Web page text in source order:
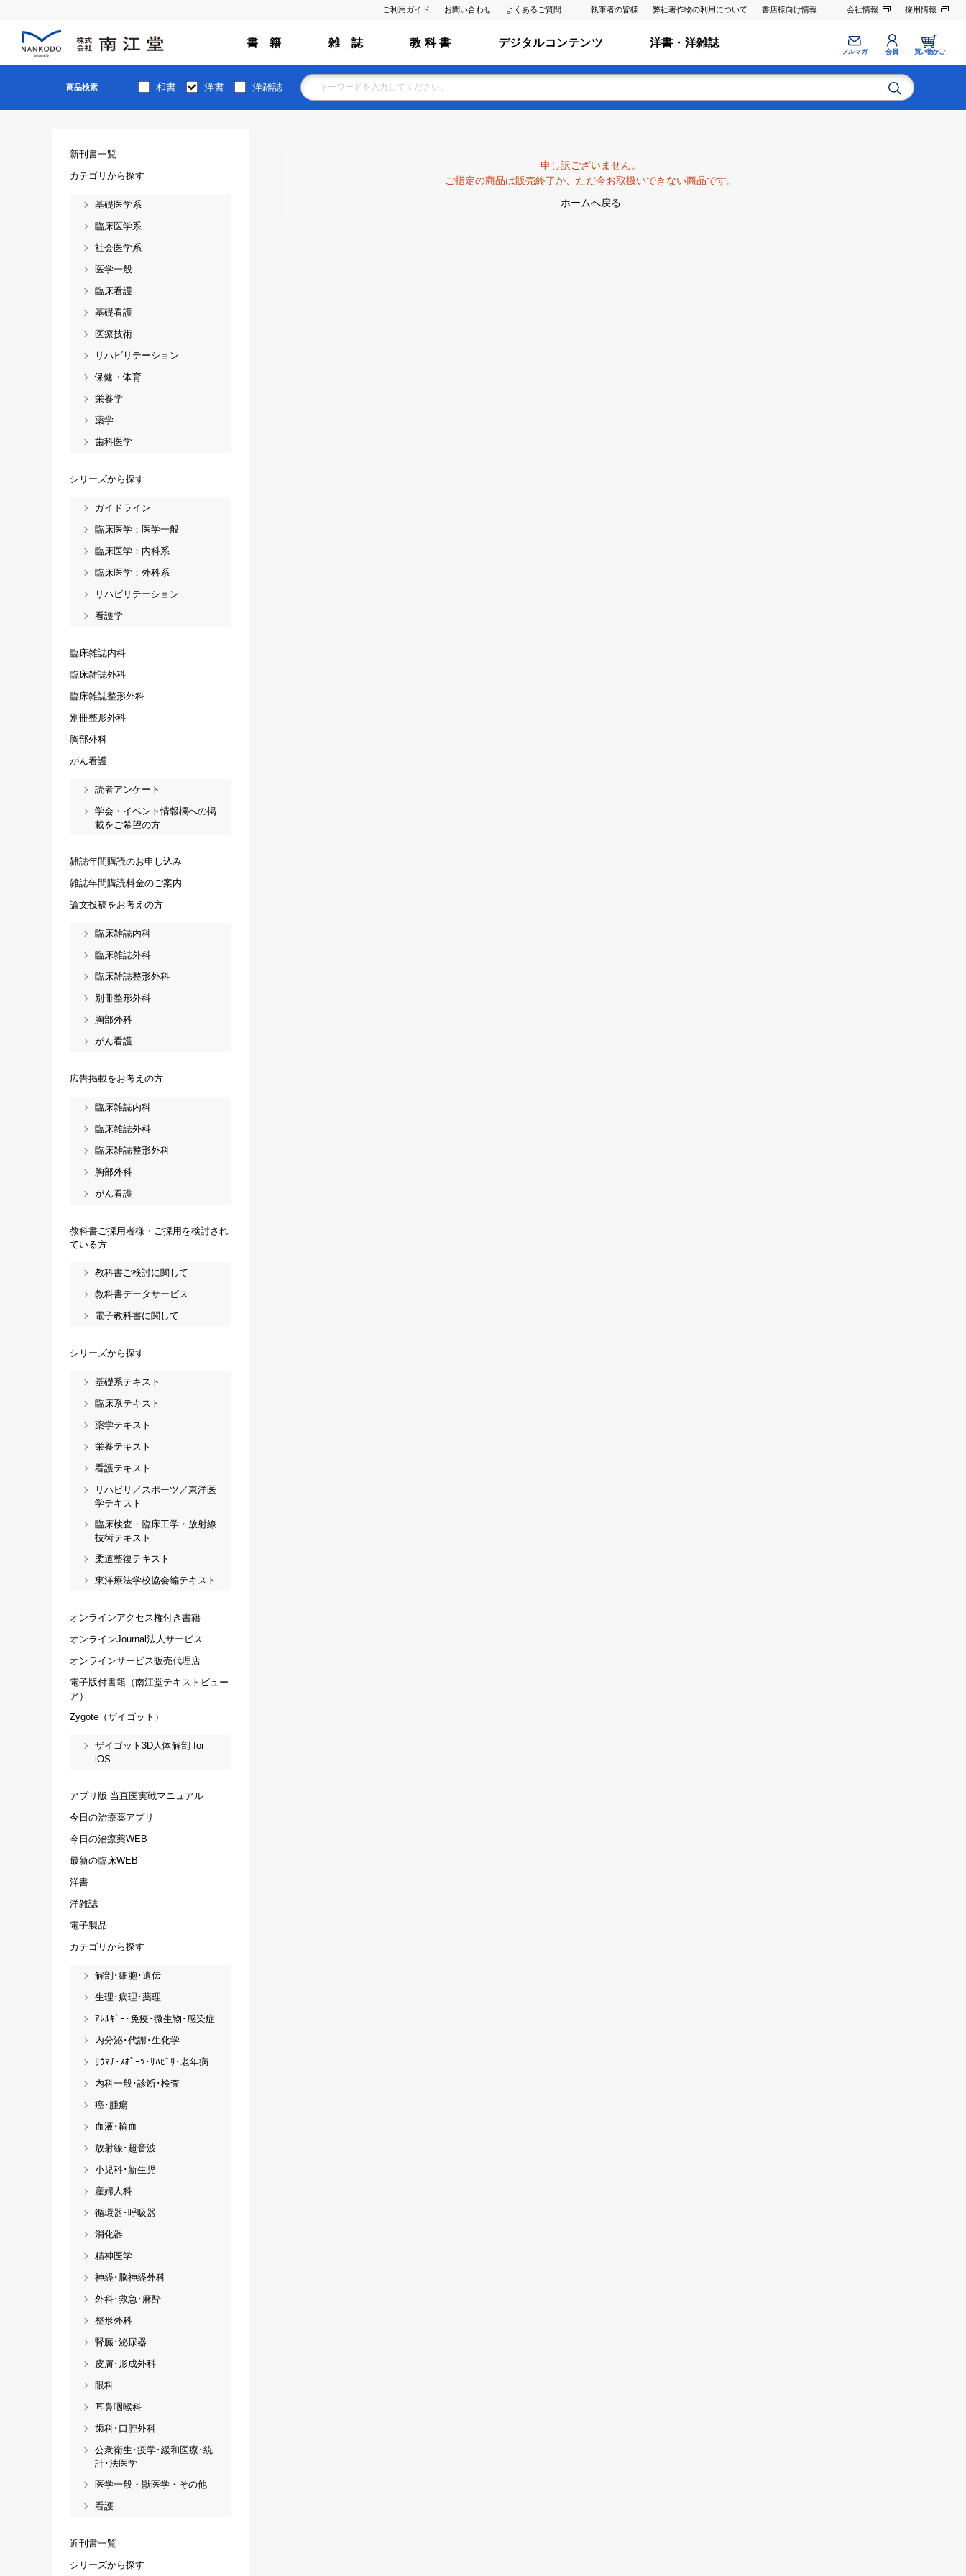
ご利用ガイド お問い合わせ よくあるご質問 執筆者の皆様 弊社著作物の利用について 書店様向け情報 会社情報 採用情報
書 籍 雑 誌 教 科 書 デジタルコンテンツ 洋書・洋雑誌
メルマガ 会員 買い物かご
商品検索 和書 洋書 洋雑誌
申し訳ございません。
ご指定の商品は販売終了か、ただ今お取扱いできない商品です。
ホームへ戻る
新刊書一覧
カテゴリから探す
基礎医学系
臨床医学系
社会医学系
医学一般
臨床看護
基礎看護
医療技術
リハビリテーション
保健・体育
栄養学
薬学
歯科医学
シリーズから探す
ガイドライン
臨床医学：医学一般
臨床医学：内科系
臨床医学：外科系
リハビリテーション
看護学
臨床雑誌内科
臨床雑誌外科
臨床雑誌整形外科
別冊整形外科
胸部外科
がん看護
読者アンケート
学会・イベント情報欄への掲
載をご希望の方
雑誌年間購読のお申し込み
雑誌年間購読料金のご案内
論文投稿をお考えの方
臨床雑誌内科
臨床雑誌外科
臨床雑誌整形外科
別冊整形外科
胸部外科
がん看護
広告掲載をお考えの方
臨床雑誌内科
臨床雑誌外科
臨床雑誌整形外科
胸部外科
がん看護
教科書ご採用者様・ご採用を検討され
ている方
教科書ご検討に関して
教科書データサービス
電子教科書に関して
シリーズから探す
基礎系テキスト
臨床系テキスト
薬学テキスト
栄養テキスト
看護テキスト
リハビリ／スポーツ／東洋医
学テキスト
臨床検査・臨床工学・放射線
技術テキスト
柔道整復テキスト
東洋療法学校協会編テキスト
オンラインアクセス権付き書籍
オンラインJournal法人サービス
オンラインサービス販売代理店
電子版付書籍（南江堂テキストビュー
ア）
Zygote（ザイゴット）
ザイゴット3D人体解剖 for
iOS
アプリ版 当直医実戦マニュアル
今日の治療薬アプリ
今日の治療薬WEB
最新の臨床WEB
洋書
洋雑誌
電子製品
カテゴリから探す
解剖･細胞･遺伝
生理･病理･薬理
ｱﾚﾙｷﾞｰ･免疫･微生物･感染症
内分泌･代謝･生化学
ﾘｳﾏﾁ･ｽﾎﾟｰﾂ･ﾘﾊﾋﾞﾘ･老年病
内科一般･診断･検査
癌･腫瘍
血液･輸血
放射線･超音波
小児科･新生児
産婦人科
循環器･呼吸器
消化器
精神医学
神経･脳神経外科
外科･救急･麻酔
整形外科
腎臓･泌尿器
皮膚･形成外科
眼科
耳鼻咽喉科
歯科･口腔外科
公衆衛生･疫学･緩和医療･統
計･法医学
医学一般・獣医学・その他
看護
近刊書一覧
シリーズから探す